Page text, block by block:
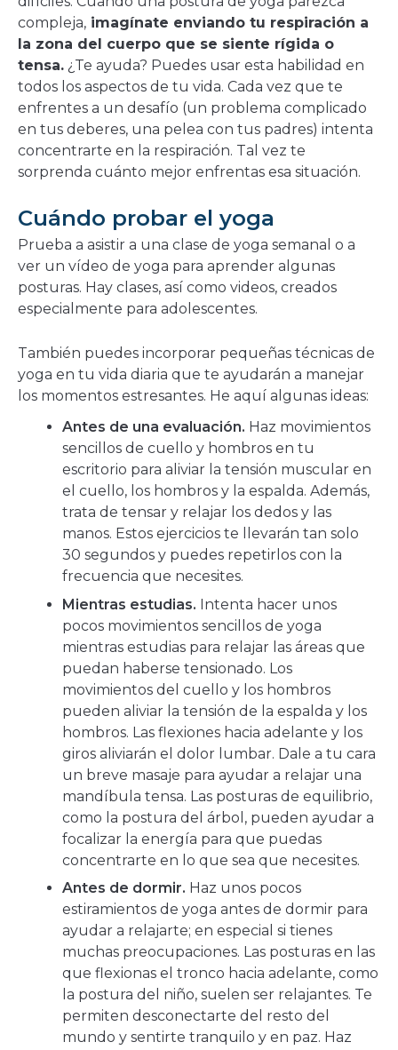
compleja, imagínate enviando tu respiración a
la zona del cuerpo que se siente rígida o
tensa. ¿Te ayuda? Puedes usar esta habilidad en
todos los aspectos de tu vida. Cada vez que te
enfrentes a un desafío (un problema complicado
en tus deberes, una pelea con tus padres) intenta
concentrarte en la respiración. Tal vez te
sorprenda cuánto mejor enfrentas esa situación.
Cuándo probar el yoga
Prueba a asistir a una clase de yoga semanal o a
ver un vídeo de yoga para aprender algunas
posturas. Hay clases, así como videos, creados
especialmente para adolescentes.
También puedes incorporar pequeñas técnicas de
yoga en tu vida diaria que te ayudarán a manejar
los momentos estresantes. He aquí algunas ideas:
Antes de una evaluación. Haz movimientos
sencillos de cuello y hombros en tu
escritorio para aliviar la tensión muscular en
el cuello, los hombros y la espalda. Además,
trata de tensar y relajar los dedos y las
manos. Estos ejercicios te llevarán tan solo
30 segundos y puedes repetirlos con la
frecuencia que necesites.
Mientras estudias. Intenta hacer unos
pocos movimientos sencillos de yoga
mientras estudias para relajar las áreas que
puedan haberse tensionado. Los
movimientos del cuello y los hombros
pueden aliviar la tensión de la espalda y los
hombros. Las flexiones hacia adelante y los
giros aliviarán el dolor lumbar. Dale a tu cara
un breve masaje para ayudar a relajar una
mandíbula tensa. Las posturas de equilibrio,
como la postura del árbol, pueden ayudar a
focalizar la energía para que puedas
concentrarte en lo que sea que necesites.
Antes de dormir. Haz unos pocos
estiramientos de yoga antes de dormir para
ayudar a relajarte; en especial si tienes
muchas preocupaciones. Las posturas en las
que flexionas el tronco hacia adelante, como
la postura del niño, suelen ser relajantes. Te
permiten desconectarte del resto del
mundo y sentirte tranquilo y en paz. Haz